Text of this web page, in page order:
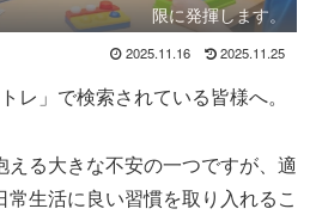
限に発揮します。
2025.11.16 2025.11.25
レ」で検索されている皆様へ。
る大きな不安の一つですが、適
生活に良い習慣を取り入れるこ